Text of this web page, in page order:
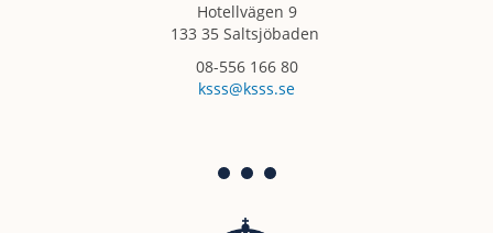
Hotellvägen 9
133 35 Saltsjöbaden
08-556 166 80
ksss@ksss.se